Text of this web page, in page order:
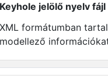
Keyhole jelölő nyelv fájl
XML formátumban
modellező